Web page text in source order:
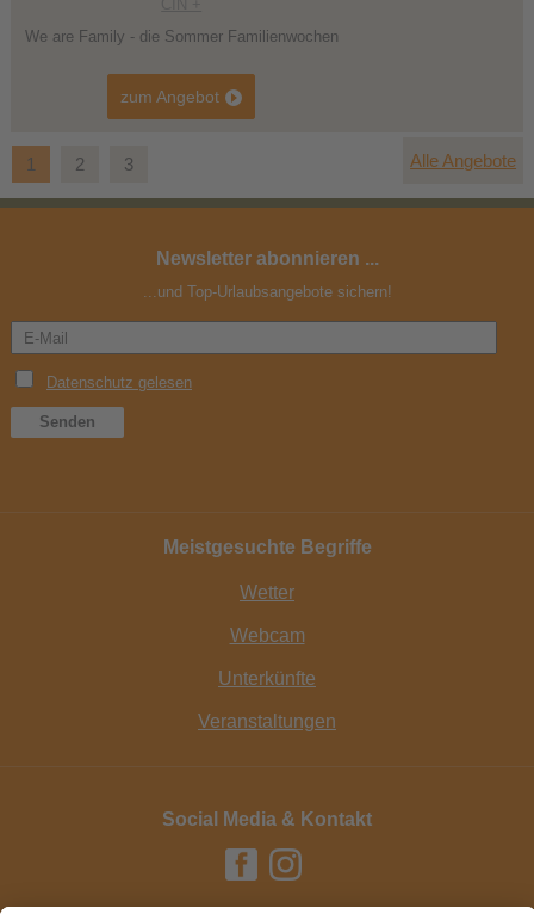
1 2 3 Alle Angebote
Newsletter abonnieren ...
...und Top-Urlaubsangebote sichern!
Meistgesuchte Begriffe
Wetter
Webcam
Unterkünfte
Veranstaltungen
Social Media & Kontakt